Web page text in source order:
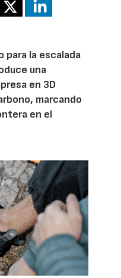
para la escalada
una
en 3D
marcando
en el